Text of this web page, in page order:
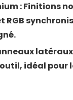
: Finitions
idéal pour